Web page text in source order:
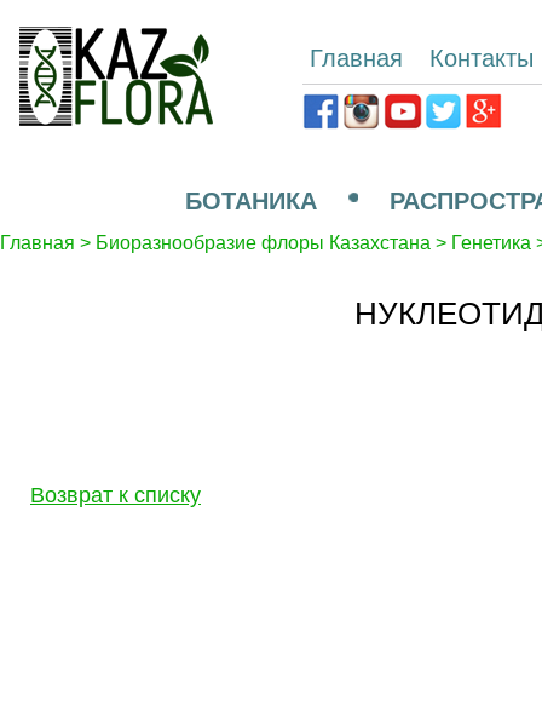
Главная Контакты
БОТАНИКА
Главная > Биоразнообразие флоры Казахстана > Генетика
Возврат к списку